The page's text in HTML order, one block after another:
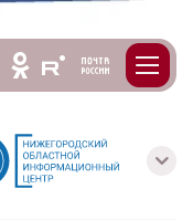
O E m
с